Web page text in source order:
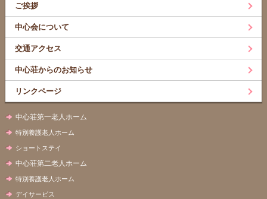
ご挨拶
中心会について
交通アクセス
中心荘からのお知らせ
リンクページ
中心荘第一老人ホーム
特別養護老人ホーム
ショートステイ
中心荘第二老人ホーム
特別養護老人ホーム
デイサービス